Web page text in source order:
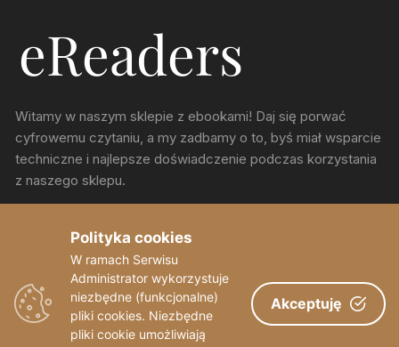
Witamy w naszym sklepie z ebookami! Daj się porwać
cyfrowemu czytaniu, a my zadbamy o to, byś miał wsparcie
techniczne i najlepsze doświadczenie podczas korzystania
z naszego sklepu.
ul. Chorzowska 150, Katowice
sekretariat@eReaders.pl
Polityka cookies
W ramach Serwisu
Administrator wykorzystuje
niezbędne (funkcjonalne)
pliki cookies. Niezbędne
pliki cookie umożliwiają
Akceptuję